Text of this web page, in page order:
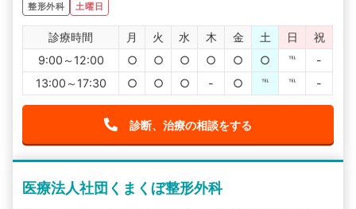
整形外科 土曜日
診療時間 月 火 水 木 金 土 日
祝
9:00～12:00
○ ○ ○ ○ ○ ○ ℡
-
13:00～17:30
○ ○ ○ - ○ ℡ ℡ -
診断、治療の相談をする
医療法人社団くまくぼ整形外科